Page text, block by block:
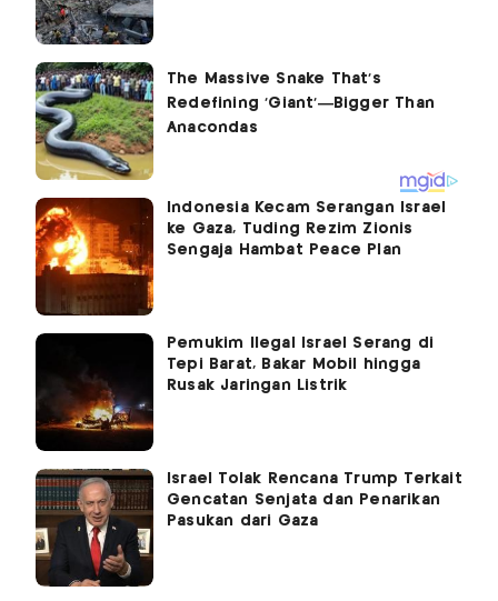
Indonesia Kecam Serangan Israel
ke Gaza, Tuding Rezim Zionis
Sengaja Hambat Peace Plan
Pemukim Ilegal Israel Serang di
Tepi Barat, Bakar Mobil hingga
Rusak Jaringan Listrik
Israel Tolak Rencana Trump Terkait
Gencatan Senjata dan Penarikan
Pasukan dari Gaza